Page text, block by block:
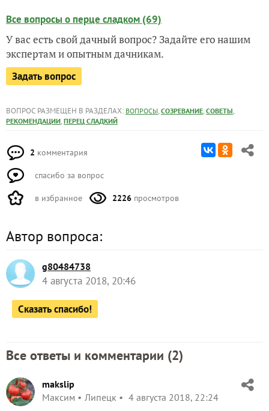
Все вопросы о перце сладком (69)
У вас есть свой дачный вопрос? Задайте его нашим
экспертам и опытным дачникам.
Задать вопрос
ВОПРОС РАЗМЕЩЕН В РАЗДЕЛАХ: ВОПРОСЫ, СОЗРЕВАНИЕ, СОВЕТЫ,
РЕКОМЕНДАЦИИ, ПЕРЕЦ СЛАДКИЙ
2 комментария
спасибо за вопрос
в избранное 2226 просмотров
Автор вопроса:
g80484738
4 августа 2018, 20:46
Сказать спасибо!
Все ответы и комментарии (2)
makslip
Максим
Липецк 4 августа 2018, 22:24